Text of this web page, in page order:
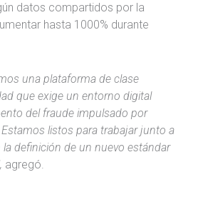
datos compartidos por la
hasta 1000% durante
una plataforma de clase
que exige un entorno digital
del fraude impulsado por
listos para trabajar junto a
definición de un nuevo estándar
agregó.